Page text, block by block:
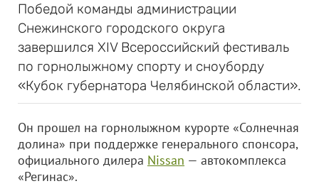
Победой команды администрации
Снежинского городского округа
завершился XIV Всероссийский фестиваль
по горнолыжному спорту и сноуборду
«Кубок губернатора Челябинской области».
Он прошел на горнолыжном курорте «Солнечная
долина» при поддержке генерального спонсора,
официального дилера Nissan — автокомплекса
«Регинас».